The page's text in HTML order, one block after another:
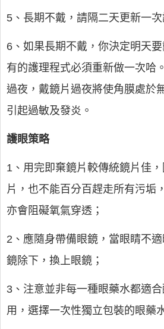
5、長期不戴，請隔二天更新一次
6、如果長期不戴，你決定明天
有的護理程式必須重新做一次哈
過夜，戴鏡片過夜將使角膜處於
引起過敏及發炎。
護眼策略
1、用完即棄鏡片較傳統鏡片佳
片，也不能百分百趕走所有污垢
亦會阻礙氧氣穿透；
2、應隨身帶備眼鏡，當眼睛不
鏡除下，換上眼鏡；
3、注意並非每一種眼藥水都適
用，選擇一次性獨立包裝的眼藥